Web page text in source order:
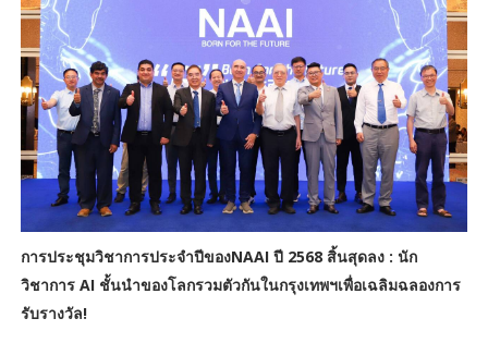
การประชุมวิชาการประจําปีของNAAI ปี 2568 สิ้นสุดลง : นัก
วิชาการ AI ชั้นนําของโลกรวมตัวกันในกรุงเทพฯเพื่อเฉลิมฉลองการ
รับรางวัล!